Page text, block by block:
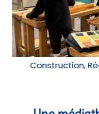
Construction,
Une